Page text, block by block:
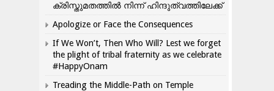
ക്രിസ്തുമതത്തില്‍ നിന്ന് ഹിന്ദുത്വത്തിലേക്ക്
Apologize or Face the Consequences
If We Won’t, Then Who Will? Lest we forget
the plight of tribal fraternity as we celebrate
#HappyOnam
Treading the Middle-Path on Temple